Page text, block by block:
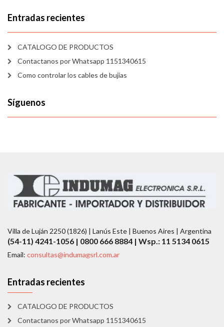
Entradas recientes
CATALOGO DE PRODUCTOS
Contactanos por Whatsapp 1151340615
Como controlar los cables de bujías
Síguenos
Villa de Luján 2250 (1826) | Lanús Este | Buenos Aires | Argentina
(54-11) 4241-1056 | 0800 666 8884 | Wsp.: 11 5134 0615
Email: consultas@indumagsrl.com.ar
Entradas recientes
CATALOGO DE PRODUCTOS
Contactanos por Whatsapp 1151340615